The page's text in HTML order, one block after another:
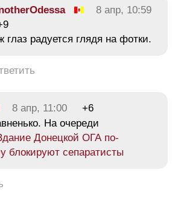
8 апр, 10:59
глаз радуется глядя на фотки.
8 апр, 11:00
+6
На очереди
Донецкой ОГА по-
блокируют сепаратисты